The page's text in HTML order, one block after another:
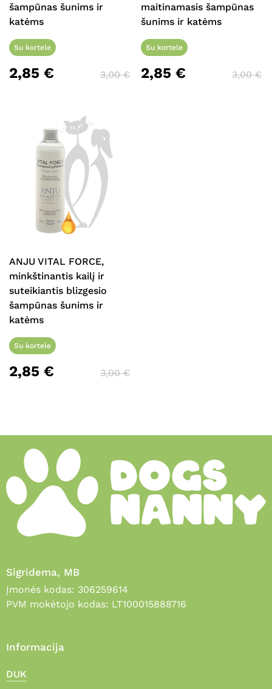
šampūnas šunims ir
katėms
Su kortele
2,85 € 3,00€
maitinamasis šampūnas
šunims ir katėms
Su kortele
2,85€ 3,00€
ANJU VITAL FORCE,
minkštinantis kailį ir
suteikiantis blizgesio
šampūnas šunims ir
katėms
Su kortele
2,85 € 3,00€
Sigridema, MB
Įmonės kodas: 306259614
PVM mokėtojo kodas: LT100015888716
Informacija
DUK